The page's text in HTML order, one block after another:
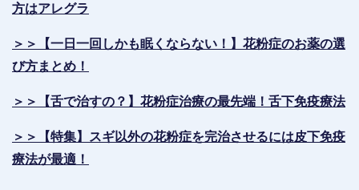
方はアレグラ
＞＞【一日一回しかも眠くならない！】花粉症のお薬の選
び方まとめ！
＞＞【舌で治すの？】花粉症治療の最先端！舌下免疫療法
＞＞【特集】スギ以外の花粉症を完治させるには皮下免疫
療法が最適！